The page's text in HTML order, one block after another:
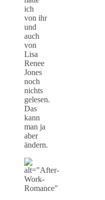
ich
von ihr
und
auch
von
Lisa
Renee
Jones
noch
nichts
gelesen.
Das
kann
man ja
aber
ändern.